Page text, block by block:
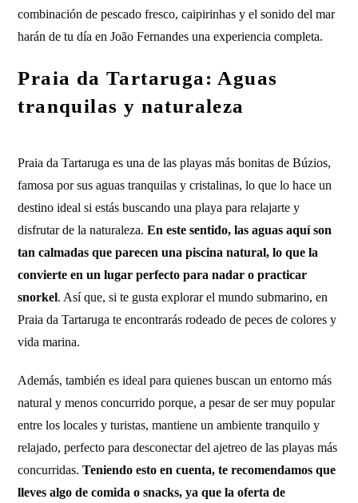
combinación de pescado fresco, caipirinhas y el sonido del mar
harán de tu día en João Fernandes una experiencia completa.
Praia da Tartaruga: Aguas
tranquilas y naturaleza
Praia da Tartaruga es una de las playas más bonitas de Búzios,
famosa por sus aguas tranquilas y cristalinas, lo que lo hace un
destino ideal si estás buscando una playa para relajarte y
disfrutar de la naturaleza.En este sentido, las aguas aquí son
tan calmadas que parecen una piscina natural, lo que la
convierte en un lugar perfecto para nadar o practicar
snorkel. Así que, si te gusta explorar el mundo submarino, en
Praia da Tartaruga te encontrarás rodeado de peces de colores y
vida marina.
Además, también es ideal para quienes buscan un entorno más
natural y menos concurrido porque, a pesar de ser muy popular
entre los locales y turistas, mantiene un ambiente tranquilo y
relajado, perfecto para desconectar del ajetreo de las playas más
concurridas.Teniendo esto en cuenta, te recomendamos que
lleves algo de comida o snacks, ya que la oferta de